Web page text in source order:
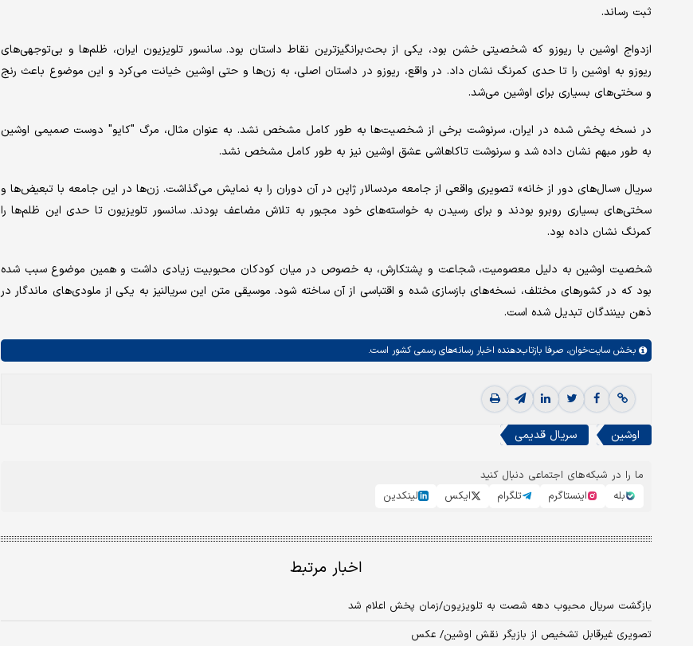
ثبت رساند.
ازدواج اوشین با ریوزو که شخصیتی خشن بود، یکی از بحث‌برانگیزترین نقاط داستان بود. سانسور تلویزیون ایران، ظلم‌ها و بی‌توجهی‌های
ریوزو به اوشین را تا حدی کمرنگ نشان داد. در واقع، ریوزو در داستان اصلی، به زن‌ها و حتی اوشین خیانت می‌کرد و این موضوع باعث رنج
و سختی‌های بسیاری برای اوشین می‌شد.
در نسخه پخش شده در ایران، سرنوشت برخی از شخصیت‌ها به طور کامل مشخص نشد. به عنوان مثال، مرگ "کایو" دوست صمیمی اوشین
به طور مبهم نشان داده شد و سرنوشت تاکاهاشی عشق اوشین نیز به طور کامل مشخص نشد.
سریال «سال‌های دور از خانه» تصویری واقعی از جامعه مردسالار ژاپن در آن دوران را به نمایش می‌گذاشت. زن‌ها در این جامعه با تبعیض‌ها و
سختی‌های بسیاری روبرو بودند و برای رسیدن به خواسته‌های خود مجبور به تلاش مضاعف بودند. سانسور تلویزیون تا حدی این ظلم‌ها را
کمرنگ نشان داده بود.
شخصیت اوشین به دلیل معصومیت، شجاعت و پشتکارش، به خصوص در میان کودکان محبوبیت زیادی داشت و همین موضوع سبب شده
بود که در کشورهای مختلف، نسخه‌های بازسازی شده و اقتباسی از آن ساخته شود. موسیقی متن این سریالنیز به یکی از ملودی‌های ماندگار در
ذهن بینندگان تبدیل شده است.
بخش سایت‌خوان، صرفا بازتاب‌دهنده اخبار رسانه‌های رسمی کشور است.
اوشین سریال قدیمی
ما را در شبکه‌های اجتماعی دنبال کنید
بله
اینستاگرم تلگرام ایکس لینکدین
اخبار مرتبط
بازگشت سریال محبوب دهه شصت به تلویزیون/زمان پخش اعلام شد
تصویری غیرقابل تشخیص از بازیگر نقش اوشین/ عکس